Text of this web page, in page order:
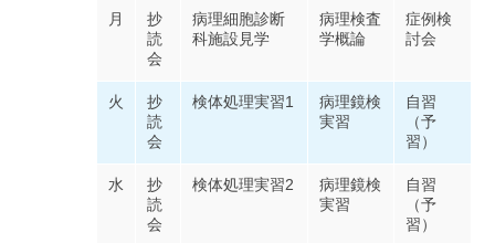
月
抄
読
会
病理細胞診断
科施設見学
病理検査
学概論
症例検
討会
火
抄
読
会
検体処理実習1
病理鏡検
実習
自習
（予
習）
水
抄
読
会
検体処理実習2
病理鏡検
実習
自習
（予
習）